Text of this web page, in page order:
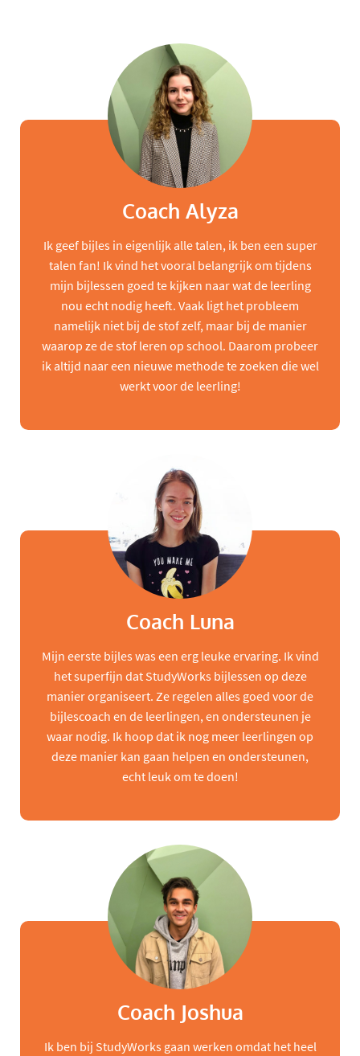
Coach Alyza
Ik geef bijles in eigenlijk alle talen, ik ben een super
talen fan! Ik vind het vooral belangrijk om tijdens
mijn bijlessen goed te kijken naar wat de leerling
nou echt nodig heeft. Vaak ligt het probleem
namelijk niet bij de stof zelf, maar bij de manier
waarop ze de stof leren op school. Daarom probeer
ik altijd naar een nieuwe methode te zoeken die wel
werkt voor de leerling!
Coach Luna
Mijn eerste bijles was een erg leuke ervaring. Ik vind
het superfijn dat StudyWorks bijlessen op deze
manier organiseert. Ze regelen alles goed voor de
bijlescoach en de leerlingen, en ondersteunen je
waar nodig. Ik hoop dat ik nog meer leerlingen op
deze manier kan gaan helpen en ondersteunen,
echt leuk om te doen!
Coach Joshua
Ik ben bij StudyWorks gaan werken omdat het heel